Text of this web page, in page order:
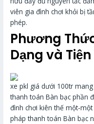
viên gia đình chơi khỏi bị
phép.
Phương
Dạng và Tiện
xe pkl giá dưới 100tr
thanh toán Bàn bạc phần
đình chơi kiên thế một-
pháp thanh toán Bàn bạc